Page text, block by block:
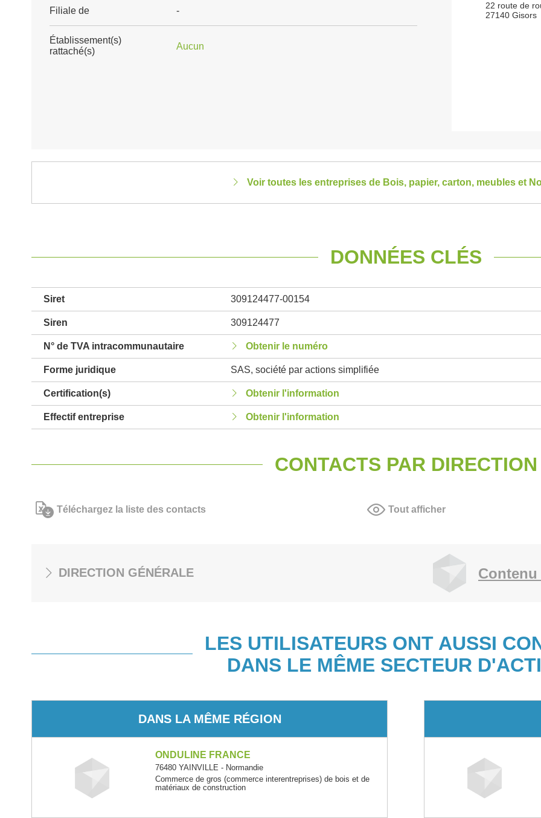
Filiale de -
Établissement(s)
rattaché(s)
Aucun
22 route de
27140 Gisors
Voir toutes les entreprises de Bois, papier, carton, meubles et
DONNÉES CLÉS
Siret 309124477-00154
Siren 309124477
N° de TVA intracommunautaire Obtenir le numéro
Forme juridique SAS, société par actions simplifiée
Certification(s) Obtenir l'information
Effectif entreprise Obtenir l'information
CONTACTS PAR DIRECTION
Téléchargez la liste des contacts Tout afficher
DIRECTION GÉNÉRALE
LES UTILISATEURS ONT AUSSI
DANS LE MÊME SECTEUR
DANS LA MÊME RÉGION
ONDULINE FRANCE
76480 YAINVILLE - Normandie
Commerce de gros (commerce interentreprises) de bois et de
matériaux de construction